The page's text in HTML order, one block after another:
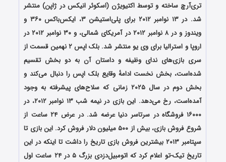
تری‌آرچ ساخته و توسط اکتیویژن (اسکوئر انیکس در ژاپن) منتشر
شد. در ۱۳ نوامبر ۲۰۱۲ برای پلی‌استیشن ۳، ایکس‌باکس ۳۶۰ و
ویندوز و در ۸ نوامبر ۲۰۱۲ در آمریکای شمالی، و ۳۰ نوامبر ۲۰۱۲ در
اروپا و استرالیا برای وی یو منتشر شد. بلک اپس ۲ نهمین قسمت از
سری بازی‌های ندای وظیفه و داستان آن به دو بخش تقسیم
شده‌است، بخش نخست ادامهٔ وقایع بلک اپس را دنبال می‌کند و
بخش دوم در سال ۲۰۲۵ زمانی که سلاح‌های پیشرفته به وجود
آمده‌است، رخ می‌دهد. این بازی در نیمه شب ۱۳ نوامبر ۲۰۱۲، در
۱۶۰۰۰ فروشگاه در سرتاسر دنیا عرضه شد. در عرض ۲۴ ساعت از
شروع فروش بازی، بیش از ۵۰۰ میلیون دلار فروش کرد. این بازی تا
سپتامبر ۲۰۱۳ بیشترین فروش بازی تاریخ را داشت تا اینکه در این
تاریخ تیک-تو اعلام کرد که اتومبیل‌دزدی بزرگ ۵ در ۲۴ ساعت اول